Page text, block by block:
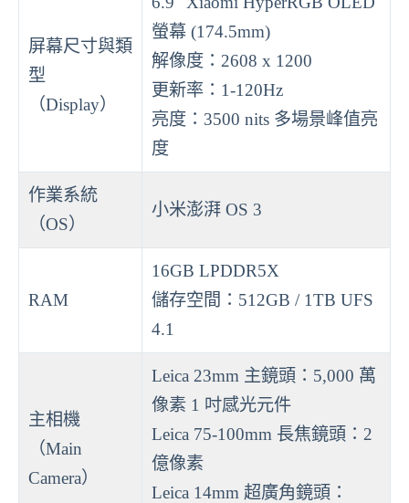
屏幕尺寸與類
型
（Display）
螢幕 (174.5mm)
解像度：2608 x 1200
更新率：1-120Hz
亮度：3500 nits 多場景峰值亮
度
作業系統
（OS）
小米澎湃 OS 3
RAM
16GB LPDDR5X
儲存空間：512GB / 1TB UFS
4.1
主相機
（Main
Camera）
Leica 23mm 主鏡頭：5,000 萬
像素 1 吋感光元件
Leica 75-100mm 長焦鏡頭：2
億像素
Leica 14mm 超廣角鏡頭：